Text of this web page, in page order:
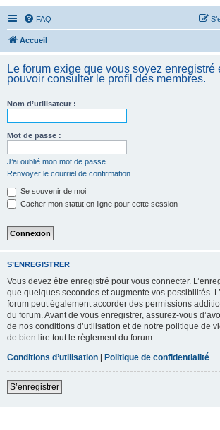
FAQ
Accueil
Le forum exige que vous soyez enregistré
pouvoir consulter le profil des membres.
Nom d’utilisateur :
Mot de passe :
J’ai oublié mon mot de passe
Renvoyer le courriel de confirmation
Se souvenir de moi
Cacher mon statut en ligne pour cette session
S’ENREGISTRER
Vous devez être enregistré pour vous connecter.
que quelques secondes et augmente vos possibilités.
forum peut également accorder des permissions
du forum. Avant de vous enregistrer, assurez-vous
de nos conditions d’utilisation et de notre politique de
de bien lire tout le règlement du forum.
Conditions d’utilisation | Politique de confidentialité
S’enregistrer